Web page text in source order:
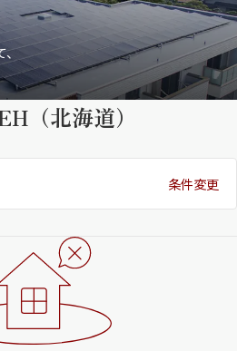
関東
中国・四国
す
す
、
（北海道）
条件変更
ミア （フラッグシ
化している今の時代。目
味での豊かな暮らしです。
な造形、誰もが心地よく